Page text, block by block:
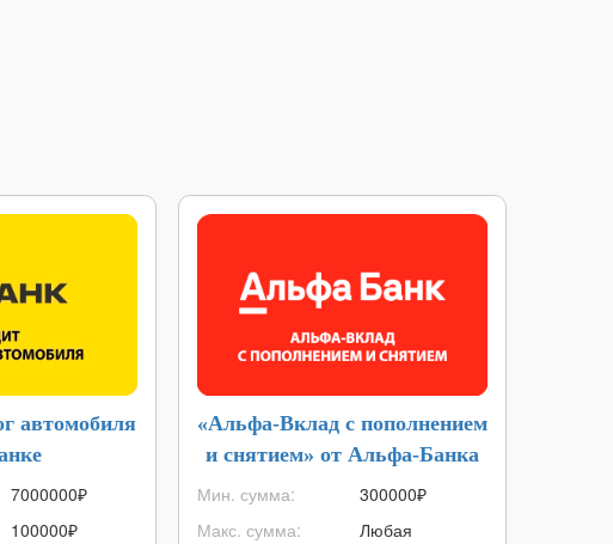
автомобиля
7000000₽
100000₽
«Альфа-Вклад с пополнением
и снятием» от Альфа-Банка
Мин. сумма:
Макс. сумма:
300000₽
Любая